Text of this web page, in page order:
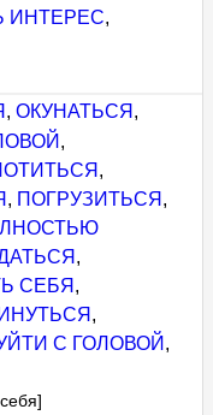
ИНТЕРЕС,
, ОКУНАТЬСЯ ,
,
,
, ПОГРУЗИТЬСЯ ,
,
СЕБЯ ,
,
С ГОЛОВОЙ ,